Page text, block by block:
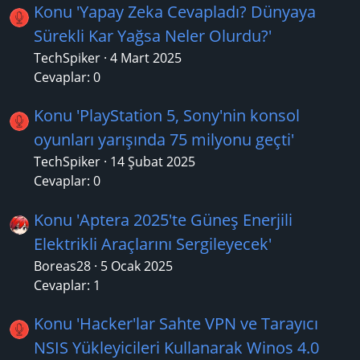
Konu 'Yapay Zeka Cevapladı? Dünyaya
Sürekli Kar Yağsa Neler Olurdu?'
TechSpiker 4 Mart 2025
Cevaplar: 0
Konu 'PlayStation 5, Sony'nin konsol
oyunları yarışında 75 milyonu geçti'
TechSpiker 14 Şubat 2025
Cevaplar: 0
Konu 'Aptera 2025'te Güneş Enerjili
Elektrikli Araçlarını Sergileyecek'
Boreas28 5 Ocak 2025
Cevaplar: 1
Konu 'Hacker'lar Sahte VPN ve Tarayıcı
NSIS Yükleyicileri Kullanarak Winos 4.0